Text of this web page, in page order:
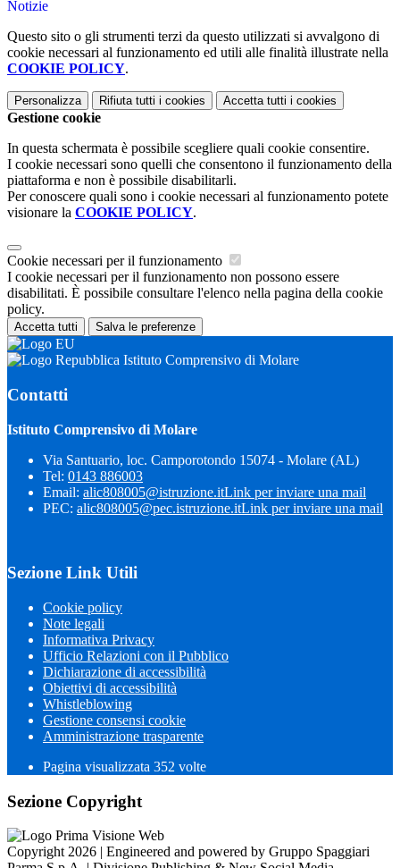
Notizie
Questo sito o gli strumenti terzi da questo utilizzati si avvalgono di
cookie necessari al funzionamento ed utili alle finalità illustrate nella
COOKIE POLICY.
Personalizza Rifiuta tutti i cookies Accetta tutti i cookies
Gestione cookie
In questa schermata è possibile scegliere quali cookie consentire.
I cookie necessari sono quelli che consentono il funzionamento della
piattaforma e non è possibile disabilitarli.
Per conoscere quali sono i cookie necessari al funzionamento potete
visionare la COOKIE POLICY.
Cookie necessari per il funzionamento
I cookie necessari per il funzionamento non possono essere
disabilitati. È possibile consultare l'elenco nella pagina della cookie
policy.
Accetta tutti Salva le preferenze
Istituto Comprensivo di Molare
Contatti
Istituto Comprensivo di Molare
Via Santuario, loc. Camporotondo 15074 - Molare (AL)
Tel: 0143 886003
Email: alic808005@istruzione.itLink per inviare una mail
PEC: alic808005@pec.istruzione.itLink per inviare una mail
Sezione Link Utili
Cookie policy
Note legali
Informativa Privacy
Ufficio Relazioni con il Pubblico
Dichiarazione di accessibilità
Obiettivi di accessibilità
Whistleblowing
Gestione consensi cookie
Amministrazione trasparente
Pagina visualizzata 352 volte
Sezione Copyright
Copyright 2026 | Engineered and powered by Gruppo Spaggiari